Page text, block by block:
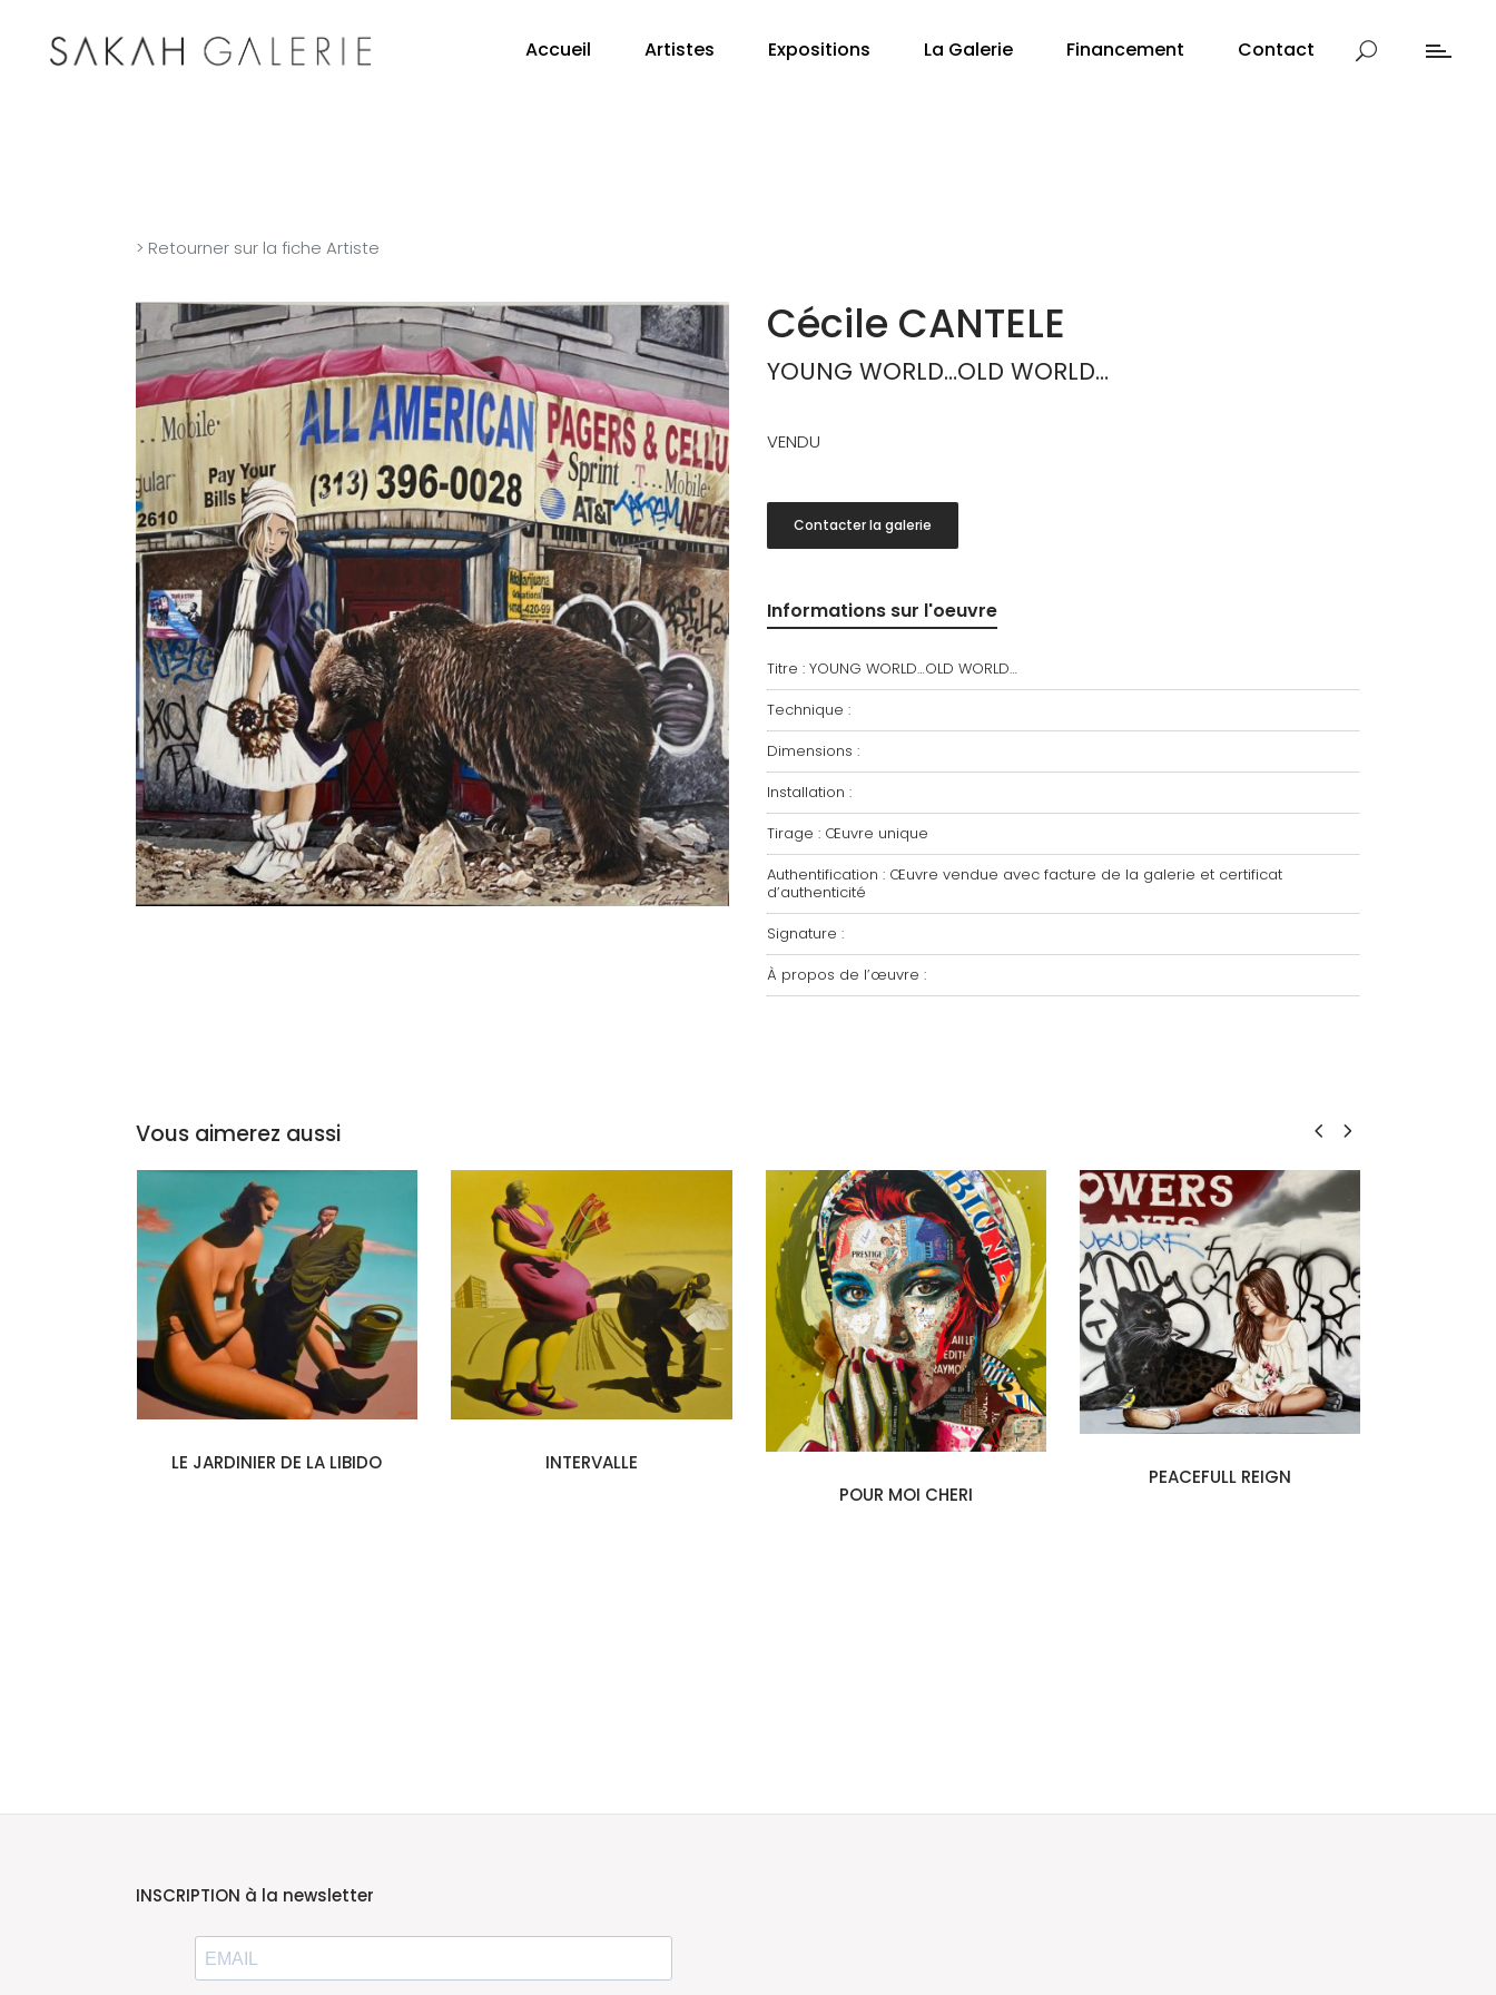
Accueil Artistes Expositions La Galerie Financement Contact
> Retourner sur la fiche Artiste
Cécile CANTELE
YOUNG WORLD…OLD WORLD…
VENDU
Contacter la galerie
Informations sur l'oeuvre
Titre : YOUNG WORLD…OLD WORLD…
Technique :
Dimensions :
Installation :
Tirage : Œuvre unique
Authentification : Œuvre vendue avec facture de la galerie et certificat
d’authenticité
Signature :
À propos de l’œuvre :
Vous aimerez aussi
LE JARDINIER DE LA LIBIDO
INTERVALLE
POUR MOI CHERI
PEACEFULL REIGN
INSCRIPTION à la newsletter